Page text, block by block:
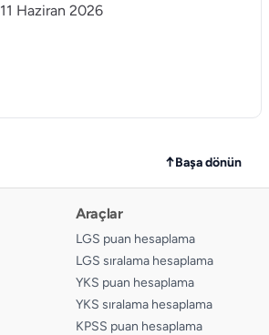
B C D
11 Haziran 2026
↑Başa dönün
Araçlar
LGS puan hesaplama
LGS sıralama hesaplama
YKS puan hesaplama
YKS sıralama hesaplama
KPSS puan hesaplama